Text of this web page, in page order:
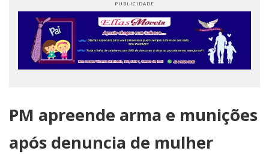
PM apreende arma e munições
após denuncia de mulher